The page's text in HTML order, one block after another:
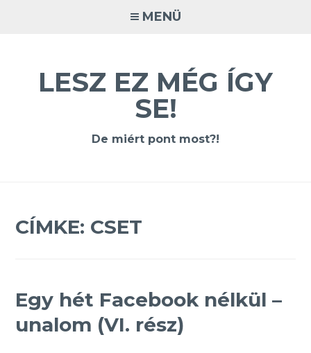
MENÜ
LESZ EZ MÉG ÍGY
SE!
De miért pont most?!
CÍMKE: CSET
Egy hét Facebook nélkül –
unalom (VI. rész)